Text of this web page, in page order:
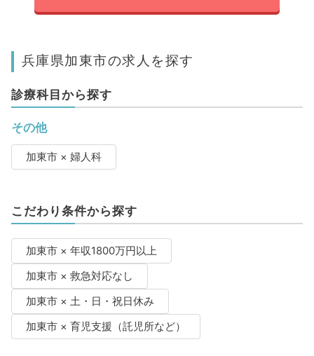
兵庫県加東市の求人を探す
診療科目から探す
その他
加東市 × 婦人科
こだわり条件から探す
加東市 × 年収1800万円以上
加東市 × 救急対応なし
加東市 × 土・日・祝日休み
加東市 × 育児支援（託児所など）